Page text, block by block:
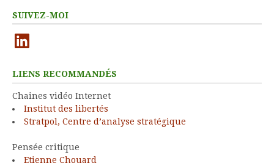
SUIVEZ-MOI
LinkedIn
LIENS RECOMMANDÉS
Chaines vidéo Internet
Institut des libertés
Stratpol, Centre d’analyse stratégique
Pensée critique
Etienne Chouard